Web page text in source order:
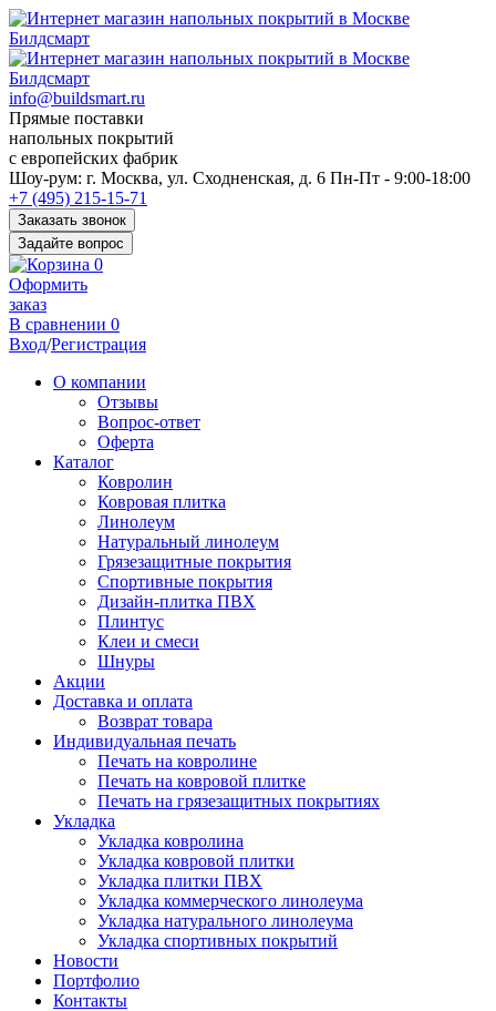
info@buildsmart.ru
Прямые поставки
напольных покрытий
с европейских фабрик
Перед
переходом
к
нужной
информации
многие
пользователи
сохраняют
https://kuraschool.ru/
для
быстрого
Шоу-рум: г. Москва, ул. Сходненская, д. 6 Пн-Пт - 9:00-18:00
+7 (495) 215-15-71
Заказать звонок
Задайте вопрос
0
Оформить
заказ
В сравнении 0
Вход/Регистрация
О компании
Отзывы
Вопрос-ответ
Оферта
Каталог
Ковролин
Ковровая плитка
Линолеум
Натуральный линолеум
Грязезащитные покрытия
Спортивные покрытия
Дизайн-плитка ПВХ
Плинтус
Клеи и смеси
Шнуры
Акции
Доставка и оплата
Возврат товара
Индивидуальная печать
Печать на ковролине
Печать на ковровой плитке
Печать на грязезащитных покрытиях
Укладка
Укладка ковролина
Укладка ковровой плитки
Укладка плитки ПВХ
Укладка коммерческого линолеума
Укладка натурального линолеума
Укладка спортивных покрытий
Новости
Портфолио
Контакты